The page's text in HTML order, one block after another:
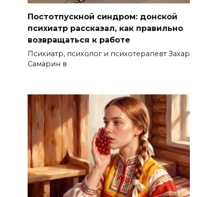
Постотпускной синдром: донской
психиатр рассказал, как правильно
возвращаться к работе
Психиатр, психолог и психотерапевт Захар
Самарин в